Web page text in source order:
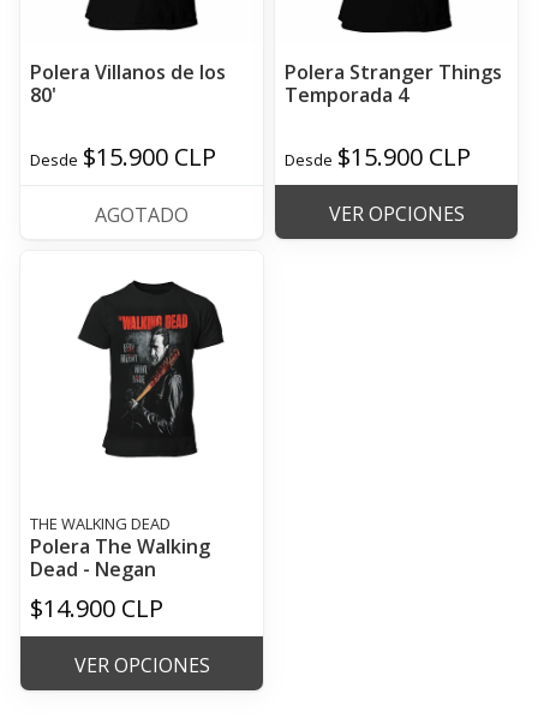
Polera Villanos de los
80'
Desde $15.900 CLP
AGOTADO
Polera Stranger Things
Temporada 4
Desde $15.900 CLP
VER OPCIONES
THE WALKING DEAD
Polera The Walking
Dead - Negan
$14.900 CLP
VER OPCIONES